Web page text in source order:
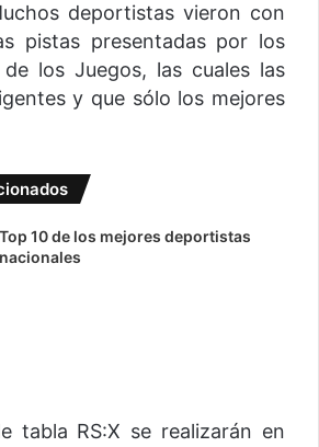
deportistas vieron con
pistas presentadas por los
de los Juegos, las cuales las
y que sólo los mejores
Top 10 de los mejores deportistas
nacionales
tabla RS:X se realizarán en